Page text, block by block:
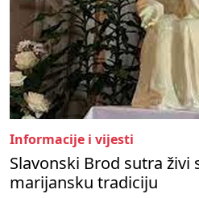
Informacije i vijesti
Slavonski Brod sutra živi
marijansku tradiciju